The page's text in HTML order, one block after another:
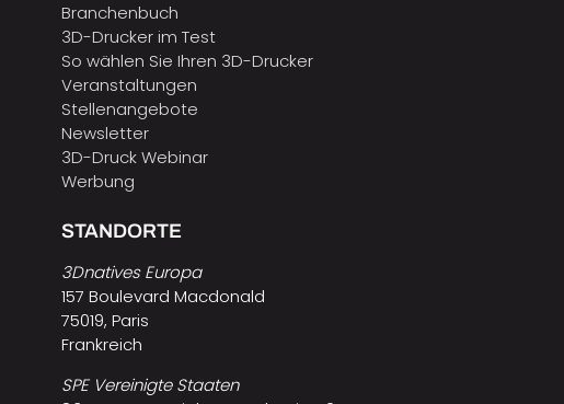
Branchenbuch
3D-Drucker im Test
So wählen Sie Ihren 3D-Drucker
Veranstaltungen
Stellenangebote
Newsletter
3D-Druck Webinar
Werbung
STANDORTE
3Dnatives Europa
157 Boulevard Macdonald
75019, Paris
Frankreich
SPE Vereinigte Staaten